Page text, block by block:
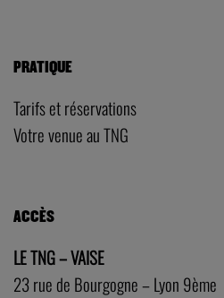
PRATIQUE
Tarifs et réservations
Votre venue au TNG
ACCÈS
LE TNG – VAISE
23 rue de Bourgogne – Lyon 9ème